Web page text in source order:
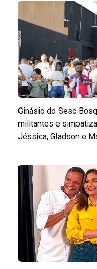
Ginásio do Sesc
militantes e
Jéssica, Gladson e